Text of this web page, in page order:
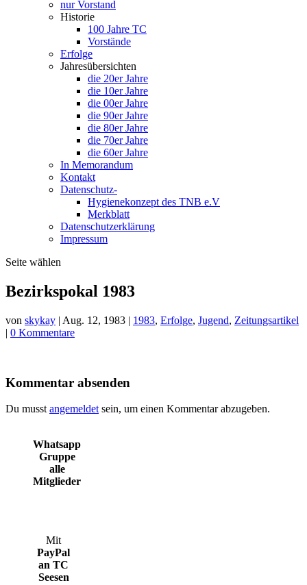
nur Vorstand
Historie
100 Jahre TC
Vorstände
Erfolge
Jahresübersichten
die 20er Jahre
die 10er Jahre
die 00er Jahre
die 90er Jahre
die 80er Jahre
die 70er Jahre
die 60er Jahre
In Memorandum
Kontakt
Datenschutz-
Hygienekonzept des TNB e.V
Merkblatt
Datenschutzerklärung
Impressum
Seite wählen
Bezirkspokal 1983
von skykay | Aug. 12, 1983 | 1983, Erfolge, Jugend, Zeitungsartikel
| 0 Kommentare
Kommentar absenden
Du musst angemeldet sein, um einen Kommentar abzugeben.
Whatsapp
Gruppe
alle
Mitglieder
Mit
PayPal
an TC
Seesen